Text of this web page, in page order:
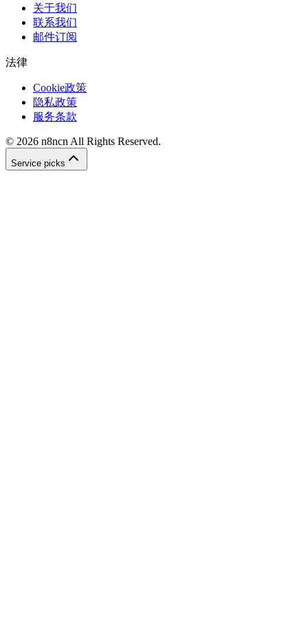
关于我们
联系我们
邮件订阅
法律
Cookie政策
隐私政策
服务条款
© 2026 n8ncn All Rights Reserved.
Service picks